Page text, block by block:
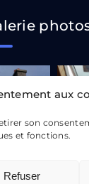
aux
son
et fonctions.
Refuser